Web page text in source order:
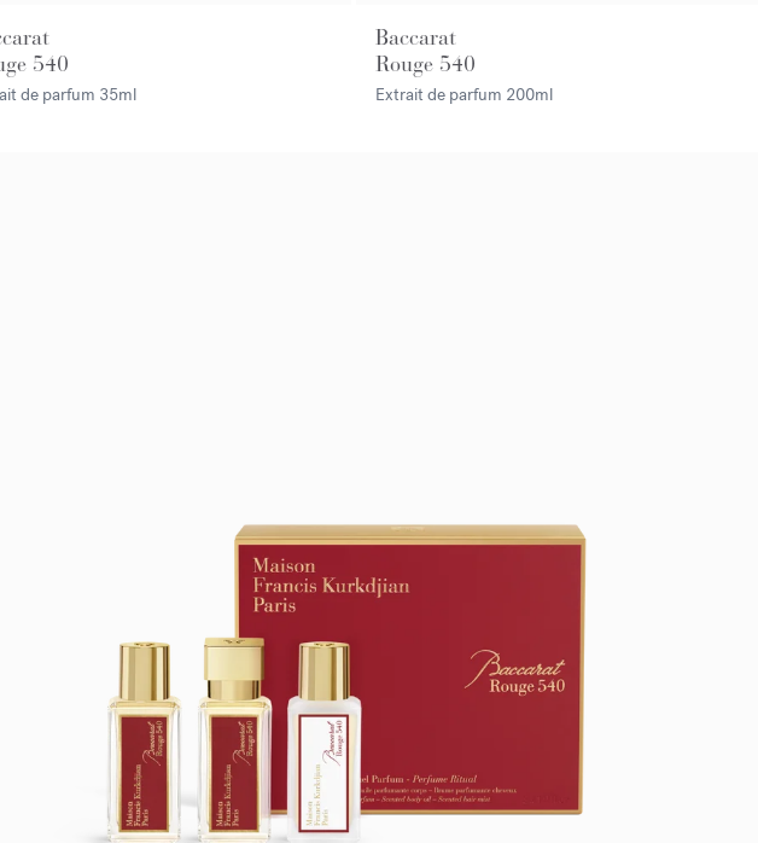
540
de parfum 35ml
Baccarat
Rouge 540
Extrait de parfum 200ml